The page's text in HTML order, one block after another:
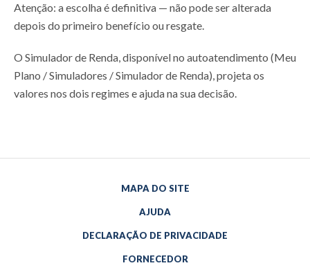
Atenção: a escolha é definitiva — não pode ser alterada
depois do primeiro benefício ou resgate.
O Simulador de Renda, disponível no autoatendimento (Meu
Plano / Simuladores / Simulador de Renda), projeta os
valores nos dois regimes e ajuda na sua decisão.
MAPA DO SITE
AJUDA
DECLARAÇÃO DE PRIVACIDADE
FORNECEDOR